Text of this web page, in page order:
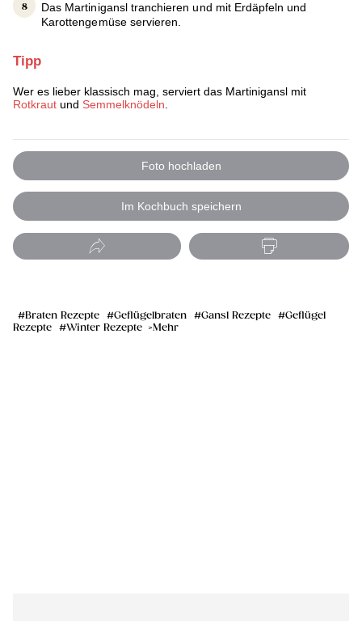
Das Martinigansl tranchieren und mit Erdäpfeln und
Karottengemüse servieren.
Tipp
Wer es lieber klassisch mag, serviert das Martinigansl mit
Rotkraut und Semmelknödeln.
Foto hochladen
Im Kochbuch speichern
Braten Rezepte Geflügelbraten Gansl Rezepte
Geflügel
Rezepte
Winter Rezepte Mehr